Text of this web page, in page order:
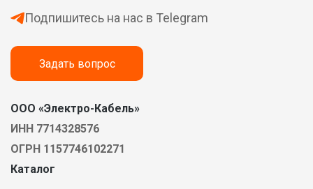
Подпишитесь на нас в Telegram
Задать вопрос
ООО «Электро-Кабель»
ИНН 7714328576
ОГРН 1157746102271
Каталог